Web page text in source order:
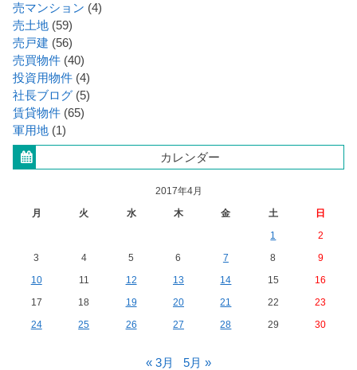
売マンション (4)
売土地 (59)
売戸建 (56)
売買物件 (40)
投資用物件 (4)
社長ブログ (5)
賃貸物件 (65)
軍用地 (1)
カレンダー
2017年4月
月
火 水 木 金 土
日
1
2
3
4 5 6 7 8
9
10
11 12 13 14 15
16
17
18 19 20 21 22
23
24
25 26 27 28 29 30
« 3月 5月 »